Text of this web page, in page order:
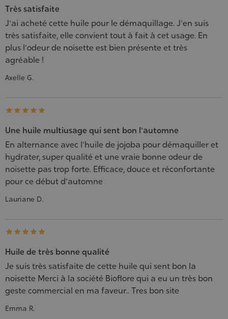
Très satisfaite
J'ai acheté cette huile pour le démaquillage. J'en suis
très satisfaite, elle convient tout à fait à cet usage. En
plus l'odeur de noisette est bien présente et très
agréable !
Axelle G.
    
Une huile multiusage qui sent bon l'automne
En alternance avec l'huile de jojoba pour démaquiller et
hydrater, super qualité et une vraie bonne odeur de
noisette pas trop forte. Efficace, douce et réconfortante
pour ce début d'automne
Lauriane D.
    
Huile de très bonne qualité
Je suis très satisfaite de cette huile qui sent bon la
noisette Merci à la société Bioflore qui a eu un très bon
geste commercial en ma faveur.. Tres bon site
Emma R.